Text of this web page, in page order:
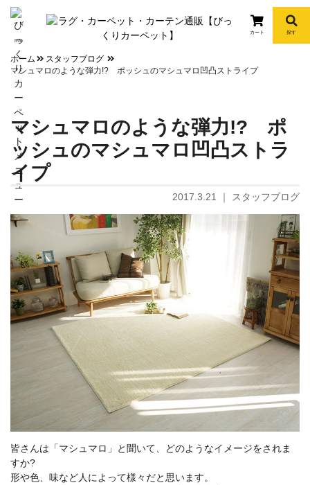
info
カート 探す
ホーム
スタッフブログ
マシュマロのような弾力!? ポッシュのマシュマロ凹凸ストライプ
マシュマロのような弾力!? ポ
ッシュのマシュマロ凹凸ストラ
イプ
2017.3.21 ｜ スタッフブログ
皆さんは「マシュマロ」と聞いて、どのようなイメージをされま
すか?
形や色、味など人によって様々だと思います。